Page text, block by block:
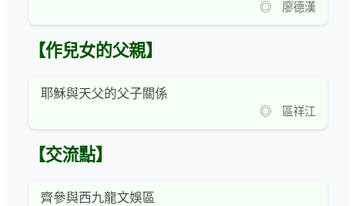
◎ 廖德漢
【作兒女的父親】
耶穌與天父的父子關係
◎ 區祥江
【交流點】
齊參與西九龍文娛區